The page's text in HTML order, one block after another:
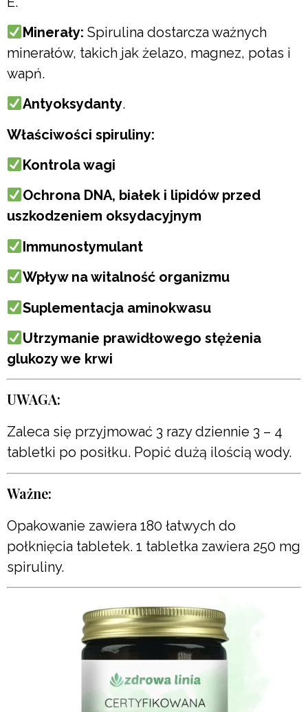
Minerały: Spirulina dostarcza ważnych
minerałów, takich jak żelazo, magnez, potas i
wapń.
Antyoksydanty.
Właściwości spiruliny:
Kontrola wagi
Ochrona DNA, białek i lipidów przed
uszkodzeniem oksydacyjnym
Immunostymulant
Wpływ na witalność organizmu
Suplementacja aminokwasu
Utrzymanie prawidłowego stężenia
glukozy we krwi
UWAGA:
Zaleca się przyjmować 3 razy dziennie 3 – 4
tabletki po posiłku. Popić dużą ilością wody.
Ważne:
Opakowanie zawiera 180 łatwych do
połknięcia tabletek. 1 tabletka zawiera 250 mg
spiruliny.